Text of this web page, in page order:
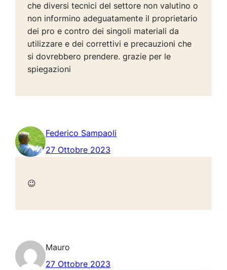
che diversi tecnici del settore non valutino o
non informino adeguatamente il proprietario
dei pro e contro dei singoli materiali da
utilizzare e dei correttivi e precauzioni che
si dovrebbero prendere. grazie per le
spiegazioni
Federico Sampaoli
27 Ottobre 2023
😉
Mauro
27 Ottobre 2023